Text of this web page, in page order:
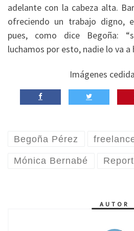
adelante con la cabeza alta.
ofreciendo un trabajo digno,
pues, como dice Begoña:
luchamos por esto, nadie lo va a
Imágenes
Begoña Pérez
Mónica Bernabé
AUTOR